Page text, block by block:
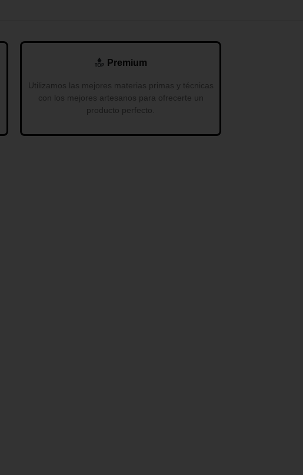
Premium
Utilizamos las mejores materias primas y técnicas
con los mejores artesanos para ofrecerte un
producto perfecto.